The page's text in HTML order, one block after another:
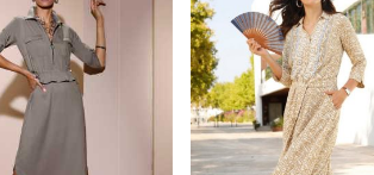
75,00 €
ZU YOURS CLOTHING